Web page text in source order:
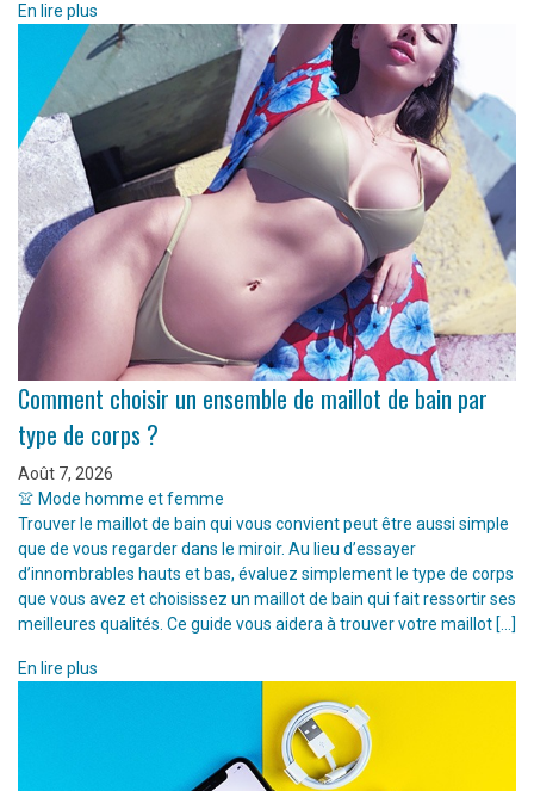
En lire plus
Comment choisir un ensemble de maillot de bain par
type de corps ?
Août 7, 2026
👚 Mode homme et femme
Trouver le maillot de bain qui vous convient peut être aussi simple
que de vous regarder dans le miroir. Au lieu d’essayer
d’innombrables hauts et bas, évaluez simplement le type de corps
que vous avez et choisissez un maillot de bain qui fait ressortir ses
meilleures qualités. Ce guide vous aidera à trouver votre maillot […]
En lire plus